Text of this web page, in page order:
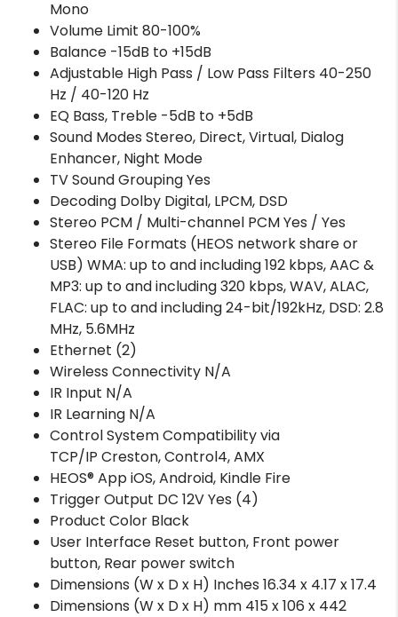
Mono
Volume Limit 80-100%
Balance -15dB to +15dB
Adjustable High Pass / Low Pass Filters 40-250
Hz / 40-120 Hz
EQ Bass, Treble -5dB to +5dB
Sound Modes Stereo, Direct, Virtual, Dialog
Enhancer, Night Mode
TV Sound Grouping Yes
Decoding Dolby Digital, LPCM, DSD
Stereo PCM / Multi-channel PCM Yes / Yes
Stereo File Formats (HEOS network share or
USB) WMA: up to and including 192 kbps, AAC &
MP3: up to and including 320 kbps, WAV, ALAC,
FLAC: up to and including 24-bit/192kHz, DSD: 2.8
MHz, 5.6MHz
Ethernet (2)
Wireless Connectivity N/A
IR Input N/A
IR Learning N/A
Control System Compatibility via
TCP/IP Creston, Control4, AMX
HEOS® App iOS, Android, Kindle Fire
Trigger Output DC 12V Yes (4)
Product Color Black
User Interface Reset button, Front power
button, Rear power switch
Dimensions (W x D x H) Inches 16.34 x 4.17 x 17.4
Dimensions (W x D x H) mm 415 x 106 x 442